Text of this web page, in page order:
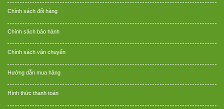
Chính sách đổi hàng
Chính sách bảo hành
Chính sách vận chuyển
Hướng dẫn mua hàng
Hình thức thanh toán